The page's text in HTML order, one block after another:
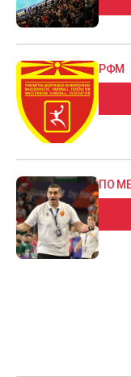
РФМ
ПО